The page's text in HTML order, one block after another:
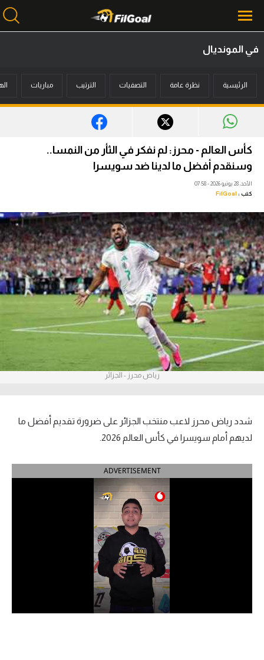
أخبار
ميركاتو
فانتازي في الجول
مسابقة التوقعات
فيديوهات
عدسات
آراء حرة
ركن الألعاب
بطولات
أمريكا 2026
الدوري الإنجليزي الممتاز
الدوري الإسباني
الدوري السعودي للمحترفين
في المونديال
الرئيسية نظرة عامة التصفيات الترتيب مباريات
كأس العالم - محرز: لم نفكر في الثأر من النمسا..
وسنقدم أفضل ما لدينا ضد سويسرا
الأحد، 28 يونيو 2026 - 07:58
كتب : FilGoal
رياض محرز - الجزائر
شدد رياض محرز لاعب منتخب الجزائر على ضرورة تقديم أفضل ما
لديهم أمام سويسرا في كأس العالم 2026.
ADVERTISEMENT